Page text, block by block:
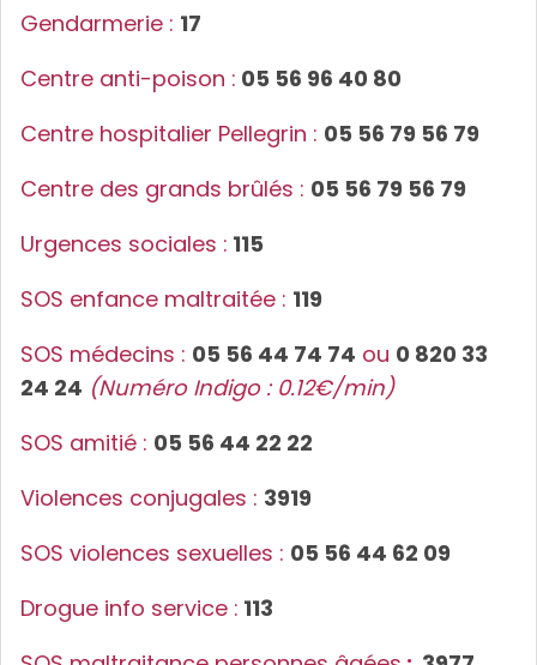
Gendarmerie : 17
Centre anti-poison : 05 56 96 40 80
Centre hospitalier Pellegrin : 05 56 79 56 79
Centre des grands brûlés : 05 56 79 56 79
Urgences sociales : 115
SOS enfance maltraitée : 119
SOS médecins : 05 56 44 74 74 ou 0 820 33
24 24 (Numéro Indigo : 0.12€/min)
SOS amitié : 05 56 44 22 22
Violences conjugales : 3919
SOS violences sexuelles : 05 56 44 62 09
Drogue info service : 113